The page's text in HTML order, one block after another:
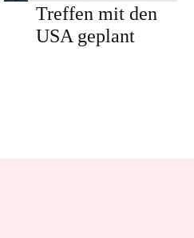
Treffen mit den
USA geplant